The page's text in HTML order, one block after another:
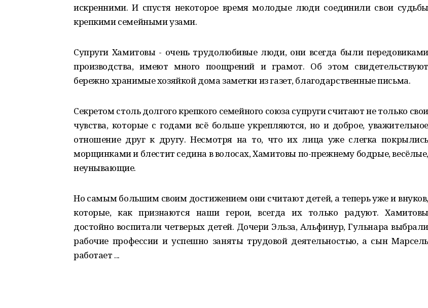
искренними. И спустя некоторое время молодые люди соединили свои судьбы
крепкими семейными узами.
Супруги Хамитовы - очень трудолюбивые люди, они всегда были передовиками
производства, имеют много поощрений и грамот. Об этом свидетельствуют
бережно хранимые хозяйкой дома заметки из газет, благодарственные письма.
Секретом столь долгого крепкого семейного союза супруги считают не только свои
чувства, которые с годами всё больше укрепляются, но и доброе, уважительное
отношение друг к другу. Несмотря на то, что их лица уже слегка покрылись
морщинками и блестит седина в волосах, Хамитовы по-прежнему бодрые, весёлые,
неунывающие.
Но самым большим своим достижением они считают детей, а теперь уже и внуков,
которые, как признаются наши герои, всегда их только радуют. Хамитовы
достойно воспитали четверых детей. Дочери Эльза, Альфинур, Гульнара выбрали
рабочие профессии и успешно заняты трудовой деятельностью, а сын Марсель
работает ...